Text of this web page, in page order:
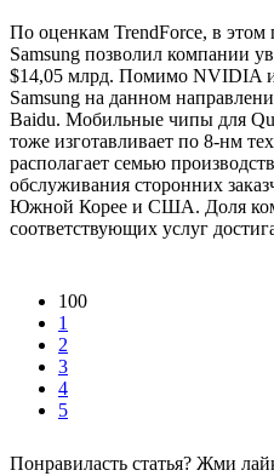
По оценкам TrendForce, в этом
Samsung позволил компании
$14,05 млрд. Помимо NVIDIA
Samsung на данном
Baidu. Мобильные чипы для
тоже изготавливает по 8-нм
располагает семью
обслуживания сторонних
Южной Корее и США. Доля
соответствующих услуг
100
1
2
3
4
5
Понравиласть статья? Жми